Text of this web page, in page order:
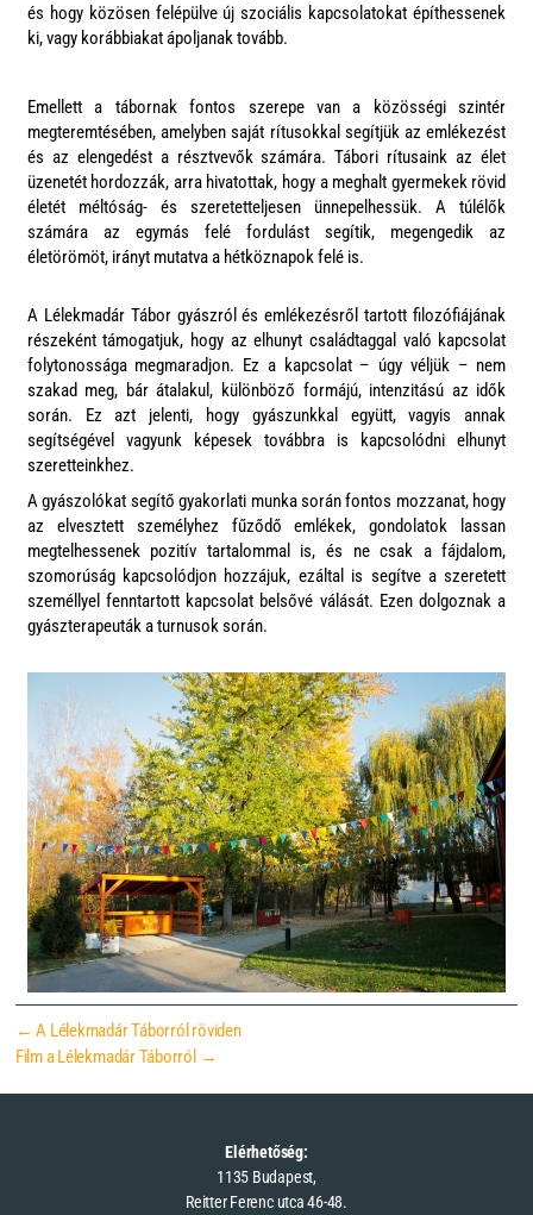
és hogy közösen felépülve új szociális kapcsolatokat építhessenek
ki, vagy korábbiakat ápoljanak tovább.
Emellett a tábornak fontos szerepe van a közösségi szintér
megteremtésében, amelyben saját rítusokkal segítjük az emlékezést
és az elengedést a résztvevők számára. Tábori rítusaink az élet
üzenetét hordozzák, arra hivatottak, hogy a meghalt gyermekek rövid
életét méltóság- és szeretetteljesen ünnepelhessük. A túlélők
számára az egymás felé fordulást segítik, megengedik az
életörömöt, irányt mutatva a hétköznapok felé is.
A Lélekmadár Tábor gyászról és emlékezésről tartott filozófiájának
részeként támogatjuk, hogy az elhunyt családtaggal való kapcsolat
folytonossága megmaradjon. Ez a kapcsolat – úgy véljük – nem
szakad meg, bár átalakul, különböző formájú, intenzitású az idők
során. Ez azt jelenti, hogy gyászunkkal együtt, vagyis annak
segítségével vagyunk képesek továbbra is kapcsolódni elhunyt
szeretteinkhez.
A gyászolókat segítő gyakorlati munka során fontos mozzanat, hogy
az elvesztett személyhez fűződő emlékek, gondolatok lassan
megtelhessenek pozitív tartalommal is, és ne csak a fájdalom,
szomorúság kapcsolódjon hozzájuk, ezáltal is segítve a szeretett
személlyel fenntartott kapcsolat belsővé válását. Ezen dolgoznak a
gyászterapeuták a turnusok során.
← A Lélekmadár Táborról röviden
Film a Lélekmadár Táborról →
Elérhetőség:
1135 Budapest,
Reitter Ferenc utca 46-48.